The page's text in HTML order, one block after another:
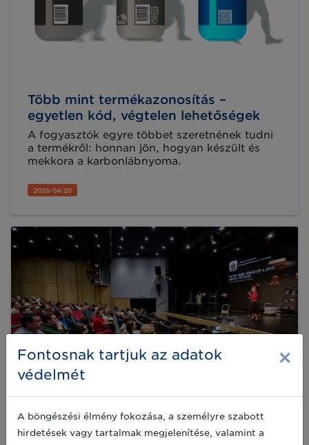
Több mint termékazonosítás –
egyetlen kód, végtelen lehetőségek
A fogyasztók egyre többet szeretnének tudni
a termékről: honnan jön, hogyan készült és
mekkora a karbonlábnyoma.
2026-04-20
Fontosnak tartjuk az adatok
védelmét
×
A böngészési élmény fokozása, a személyre szabott
hirdetések vagy tartalmak megjelenítése, valamint a